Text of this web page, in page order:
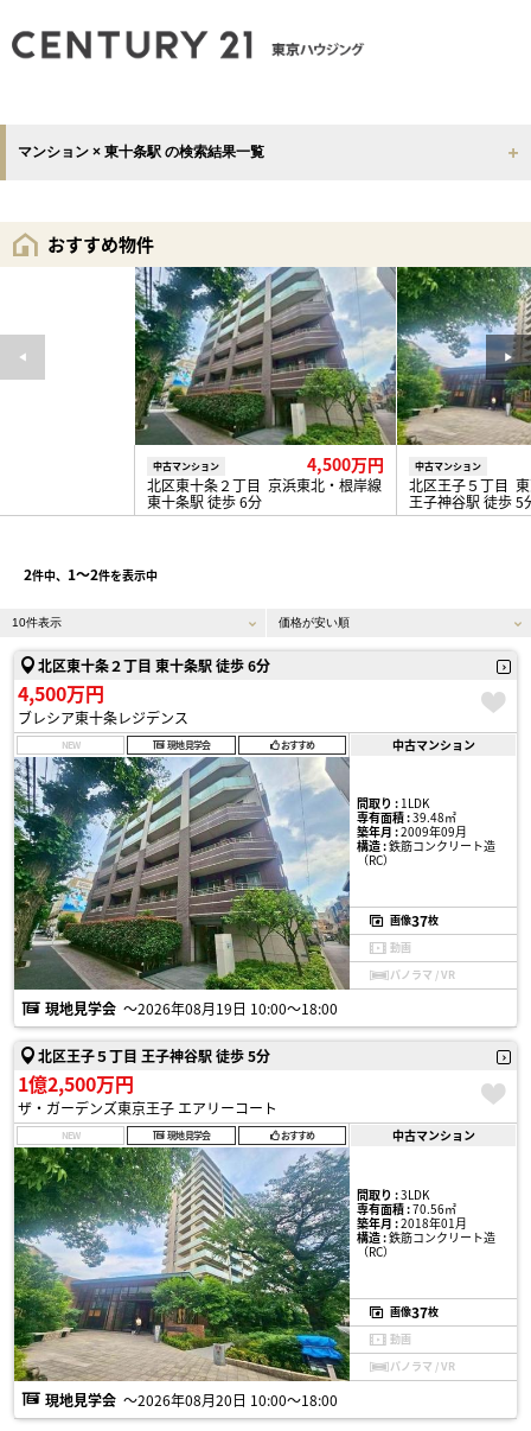
マンション × 東十条駅 の検索結果一覧
おすすめ物件
中古マンション 4,500万円
北区東十条２丁目 京浜東北・根岸線
東十条駅 徒歩 6分
中古マンション
北区王子５丁目
王子神谷駅 徒歩 5
2件中、 1〜2件を表示中
北区東十条２丁目 東十条駅 徒歩 6分
4,500万円
ブレシア東十条レジデンス
NEW 現地見学会 おすすめ 中古マンション
間取り :1LDK
専有面積 :39.48㎡
築年月 :2009年09月
構造 :鉄筋コンクリート造
（RC）
画像37枚
動画
パノラマ / VR
現地見学会 〜2026年08月19日 10:00〜18:00
北区王子５丁目 王子神谷駅 徒歩 5分
1億2,500万円
ザ・ガーデンズ東京王子 エアリーコート
NEW 現地見学会 おすすめ 中古マンション
間取り :3LDK
専有面積 :70.56㎡
築年月 :2018年01月
構造 :鉄筋コンクリート造
（RC）
画像37枚
動画
パノラマ / VR
現地見学会 〜2026年08月20日 10:00〜18:00